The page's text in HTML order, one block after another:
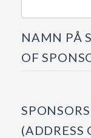
NAMN PÅ
OF
(ADDRESS